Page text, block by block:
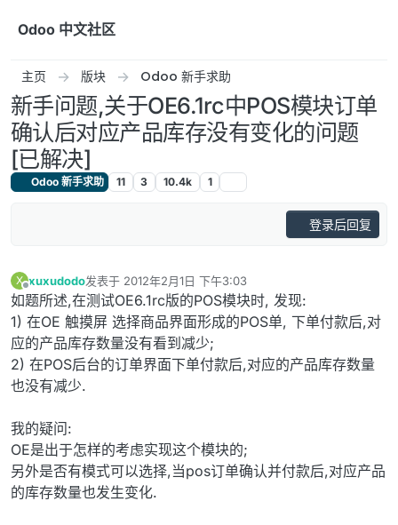
Odoo 中文社区
主页 版块 Odoo 新手求助
新手问题,关于OE6.1rc中POS模块订单
确认后对应产品库存没有变化的问题
[已解决]
Odoo 新手求助 11 3 10.4k 1
登录后回复
X
离线
xuxudodo发表于 2012年2月1日 下午3:03
最后由 编辑
如题所述,在测试OE6.1rc版的POS模块时, 发现:
1) 在OE 触摸屏 选择商品界面形成的POS单, 下单付款后,对
应的产品库存数量没有看到减少;
2) 在POS后台的订单界面下单付款后,对应的产品库存数量
也没有减少.
我的疑问:
OE是出于怎样的考虑实现这个模块的;
另外是否有模式可以选择,当pos订单确认并付款后,对应产品
的库存数量也发生变化.